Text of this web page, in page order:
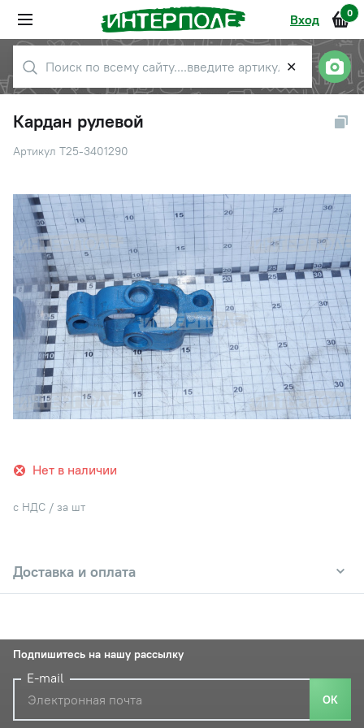
Вход 0
✕
Кардан рулевой
Артикул Т25-3401290
Нет в наличии
с НДС / за шт
Доставка и оплата
Подпишитесь на нашу рассылку
E-mail
ОК